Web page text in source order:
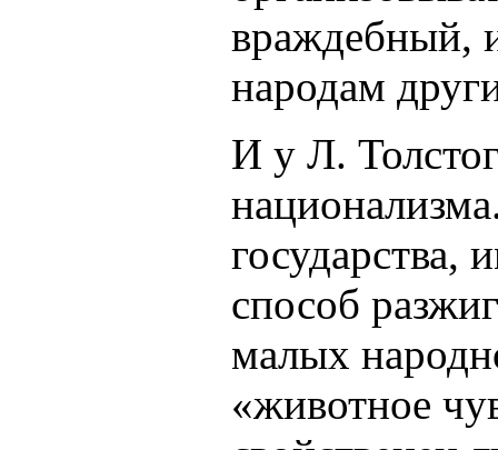
враждебный,
народам
И у Л.
государства,
способ
малых
«животное